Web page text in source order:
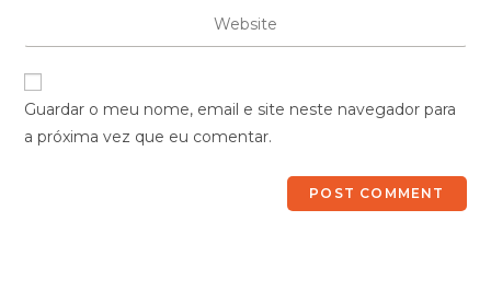
Guardar o meu nome, email e site neste navegador para
a próxima vez que eu comentar.